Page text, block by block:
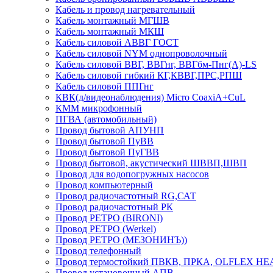
Кабель и провод нагревательный
Кабель монтажный МГШВ
Кабель монтажный МКШ
Кабель силовой АВВГ ГОСТ
Кабель силовой NYM однопроволочный
Кабель силовой ВВГ, ВВГнг, ВВГбм-Пнг(А)-LS
Кабель силовой гибкий КГ,КВВГ,ПРС,РПШ
Кабель силовой ППГнг
КВК(д/видеонаблюдения) Micro CoaxiA+CuL
КММ микрофонный
ПГВА (автомобильный)
Провод бытовой АПУНП
Провод бытовой ПуВВ
Провод бытовой ПуГВВ
Провод бытовой, акустический ШВВП,ШВП
Провод для водопогружных насосов
Провод компьютерный
Провод радиочастотный RG,САТ
Провод радиочастотный РК
Провод РЕТРО (BIRONI)
Провод РЕТРО (Werkel)
Провод РЕТРО (МЕЗОНИНЪ))
Провод телефонный
Провод термостойкий ПВКВ, ПРКА, OLFLEX